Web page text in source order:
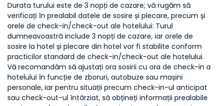
Durata turului este de 3 nopți de cazare; vă rugăm să
verificați în prealabil datele de sosire și plecare, precum și
orele de check-in/check-out ale hotelului: Turul
dumneavoastră include 3 nopți de cazare, iar orele de
sosire la hotel și plecare din hotel vor fi stabilite conform
practicilor standard de check-in/check-out ale hotelului.
Vă recomandăm să ajustați ora sosirii cu ora de check-in a
hotelului în funcție de zboruri, autobuze sau mașini
personale, iar pentru situații precum check-in-ul anticipat
sau check-out-ul întârziat, să obțineți informații prealabile